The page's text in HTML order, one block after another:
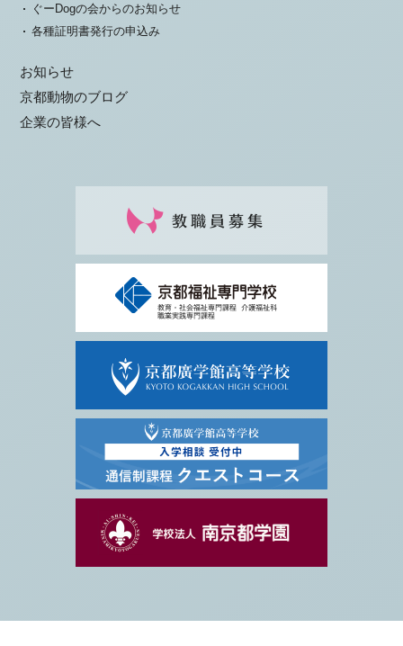
ぐーDogの会からのお知らせ
各種証明書発行の申込み
お知らせ
京都動物のブログ
企業の皆様へ